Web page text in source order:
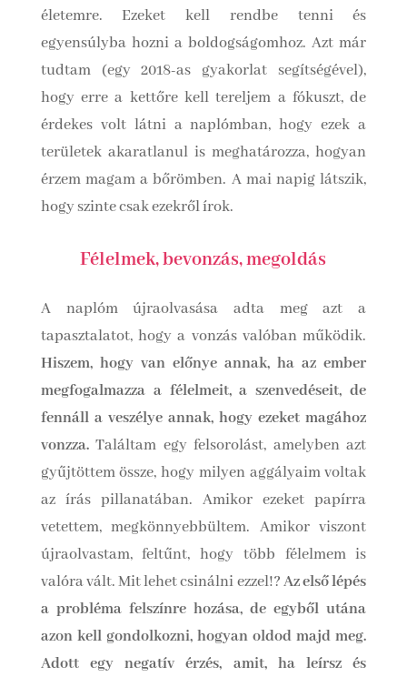
életemre. Ezeket kell rendbe tenni és
egyensúlyba hozni a boldogságomhoz. Azt már
tudtam (egy 2018-as gyakorlat segítségével),
hogy erre a kettőre kell tereljem a fókuszt, de
érdekes volt látni a naplómban, hogy ezek a
területek akaratlanul is meghatározza, hogyan
érzem magam a bőrömben. A mai napig látszik,
hogy szinte csak ezekről írok.
Félelmek, bevonzás, megoldás
A naplóm újraolvasása adta meg azt a
tapasztalatot, hogy a vonzás valóban működik.
Hiszem, hogy van előnye annak, ha az ember
megfogalmazza a félelmeit, a szenvedéseit, de
fennáll a veszélye annak, hogy ezeket magához
vonzza.Találtam egy felsorolást, amelyben azt
gyűjtöttem össze, hogy milyen aggályaim voltak
az írás pillanatában. Amikor ezeket papírra
vetettem, megkönnyebbültem. Amikor viszont
újraolvastam, feltűnt, hogy több félelmem is
valóra vált. Mit lehet csinálni ezzel!?Az első lépés
a probléma felszínre hozása, de egyből utána
azon kell gondolkozni, hogyan oldod majd meg.
Adott egy negatív érzés, amit, ha leírsz és